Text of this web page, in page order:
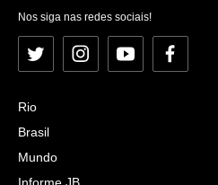
Nos siga nas redes sociais!
Twitter InstagramYouTubeFacebook
Rio
Brasil
Mundo
Informe JB